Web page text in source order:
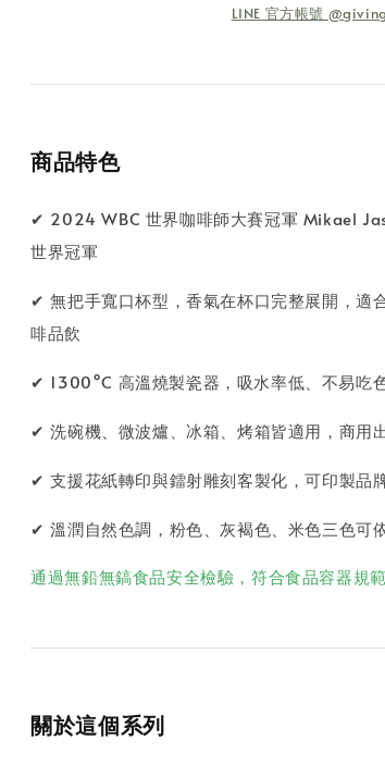
LINE 官方帳號
商品特色
✔ 2024 WBC 世界咖啡師大賽冠軍 Mikael
世界冠軍
✔ 無把手寬口杯型，香氣在杯口完整展開，適
啡品飲
✔ 1300°C 高溫燒製瓷器，吸水率低、不易吃
✔ 洗碗機、微波爐、冰箱、烤箱皆適用，商用
✔ 支援花紙轉印與鐳射雕刻客製化，可印製品
✔ 溫潤自然色調，粉色、灰褐色、米色三色可
通過無鉛無鎬食品安全檢驗，符合食品容器規範
關於這個系列